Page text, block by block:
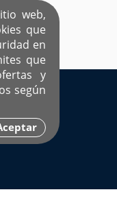
web,
que
en
que
y
según
SOLTEROS